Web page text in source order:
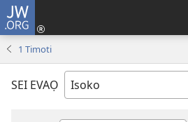
JW.ORG
1 Timoti
SEI EVAỌ